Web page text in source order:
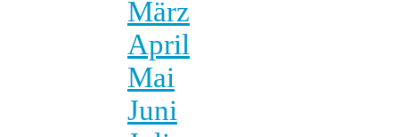
März
April
Mai
Juni